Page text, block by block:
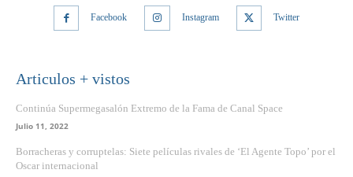
Facebook Instagram Twitter
Articulos + vistos
Continúa Supermegasalón Extremo de la Fama de Canal Space
Julio 11, 2022
Borracheras y corruptelas: Siete películas rivales de ‘El Agente Topo’ por el
Oscar internacional